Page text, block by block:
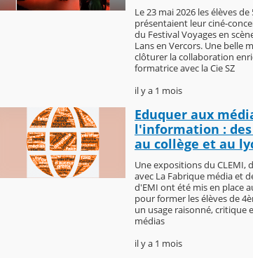
Le 23 mai 2026 les élèves de
présentaient leur ciné-
du Festival Voyages en
Lans en Vercors. Une belle
clôturer la collaboration
formatrice avec la Cie SZ
il y a 1 mois
Eduquer aux
l'information :
au collège et au
Une expositions du CLEMI,
avec La Fabrique média et
d'EMI ont été mis en place
pour former les élèves de
un usage raisonné, critique
médias
il y a 1 mois